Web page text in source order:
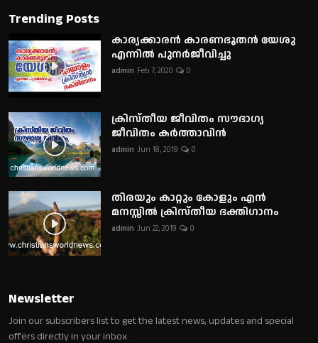
Trending Posts
കാര്യക്കാരൻ കാരണഭൂതൻ യേശു
എന്നിൽ പുനർജീവിച്ചു
admin Feb 7, 2020 0
ക്രിസ്തീയ ജീവിതം സൗഭാഗ്യ
ജീവിതം കർത്താവിൻ
admin Jun 18, 2019 0
തിരയും കാറ്റും കോളും എൻ
മനസ്സിൽ ക്രിസ്തീയ ഭക്തിഗാനം
admin Jun 22, 2019 0
Newsletter
Join our subscribers list to get the latest news, updates and special
offers directly in your inbox